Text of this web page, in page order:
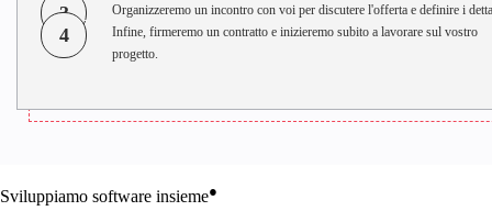
3 Organizzeremo un incontro con voi per discutere l'offerta e definire i
4
Infine, firmeremo un contratto e inizieremo subito a lavorare sul vostro
progetto.
Sviluppiamo software insieme●